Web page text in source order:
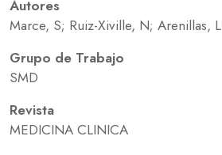
Autores
Marce, S; Ruiz-Xiville, N; Arenillas, L
Grupo de Trabajo
SMD
Revista
MEDICINA CLINICA